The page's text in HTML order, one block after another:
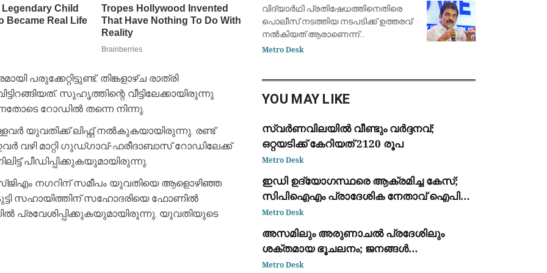
തിങ്കളാഴ്ച രാത്രി
സുഹൃത്തിന്റെ വീട്ടിലേക്കായിരുന്നു
റോഡിൽ തന്നെ നിന്നു.
യുവതിക്ക് ലിഫ്റ്റ് നൽകുകയായിരുന്നു. രണ്ട്
വഴി മാറ്റി ഗുഡ്ഗാവ്-ഫരീദാബാസ് റോഡിലേക്ക്
പീഡിപ്പിക്കുകയുമായിരുന്നു.
നഗറിന് സമീപം യുവതിയെ ആളൊഴിഞ്ഞ
സഹായിത്തിന് സഹോദരിയെ ഫോണിൽ
പ്രവേശിപ്പിക്കുകയുമായിരുന്നു. യുവതിയുടെ
വിദേശകാ
ആര്; അമിത് ഷായ്‌ക്കെതിരെ കെ. സി.
വേണുഗോപാൽ
വിദ്യാർഥി പ്രതിഷേധത്തിനെതിരെ
പൊലീസ് നടത്തിയ നടപടിക്ക് ഉത്തരവ്
നൽകിയത് ആരാണെന്ന്
വ്യക്തമാക്കണമെന്ന് എഐസിസി
മന്ത്രി അ
Metro Desk
YOU MAY LIKE
സ്വര്‍ണവിലയിൽ വീണ്ടും വർദ്ദനവ്;
ഒറ്റയടിക്ക് കേറിയത് 2120 രൂപ
Metro Desk
ഇഡി ഉദ്യോഗസ്ഥരെ ആക്രമിച്ച കേസ്;
സിപിഐഎം പ്രാദേശിക നേതാവ് ഐപി
ബിനു ഉള്‍പ്പടെ അഞ്ച് പ്രതികള്‍ക്ക് ജാമ്യം
Metro Desk
അസമിലും അരുണാചൽ പ്രദേശിലും
ശക്തമായ ഭൂചലനം; ജനങ്ങൾ
തെരുവിലേക്കിറങ്ങി
Metro Desk